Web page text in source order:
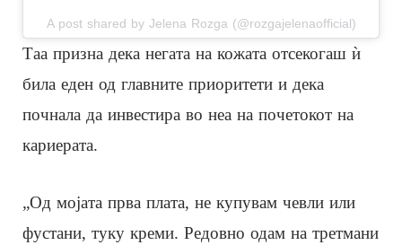
A post shared by Jelena Rozga (@rozgajelenaofficial)
Таа призна дека негата на кожата отсекогаш ѝ
била еден од главните приоритети и дека
почнала да инвестира во неа на почетокот на
кариерата.
„Од мојата прва плата, не купувам чевли или
фустани, туку креми. Редовно одам на третмани